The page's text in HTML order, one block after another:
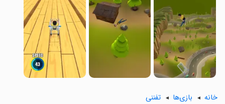
خانه بازی‌ها تفننی